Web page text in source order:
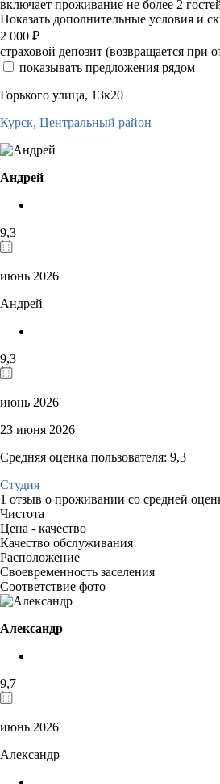
включает проживание не более 2
Показать дополнительные условия и
2 000 ₽
страховой депозит (возвращается при
показывать предложения рядом
Горького улица, 13к20
Курск, Центральный район
Андрей
9,3
июнь 2026
Андрей
9,3
июнь 2026
23 июня 2026
Средняя оценка пользователя: 9,3
Студия
1 отзыв о проживании со средней
Чистота
Цена - качество
Качество обслуживания
Расположение
Своевременность заселения
Соответствие фото
Александр
9,7
июнь 2026
Александр